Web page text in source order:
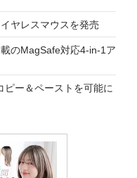
ヤレスマウスを発売
のMagSafe対応4-in-1ア
ー＆ペーストを可能に